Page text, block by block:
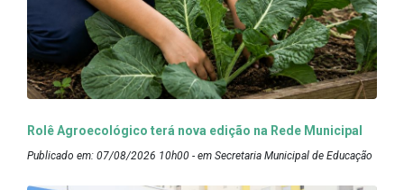
Rolê Agroecológico terá nova edição na Rede Municipal
Publicado em: 07/08/2026 10h00 - em Secretaria Municipal de Educação